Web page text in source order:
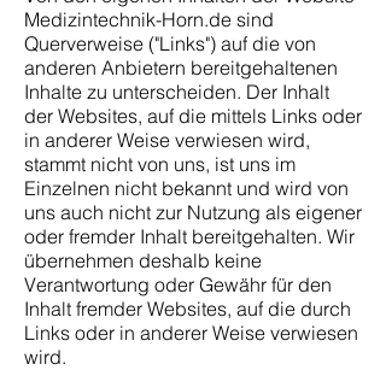
Medizintechnik-Horn.de sind
Querverweise ("Links") auf die von
anderen Anbietern bereitgehaltenen
Inhalte zu unterscheiden. Der Inhalt
der Websites, auf die mittels Links oder
in anderer Weise verwiesen wird,
stammt nicht von uns, ist uns im
Einzelnen nicht bekannt und wird von
uns auch nicht zur Nutzung als eigener
oder fremder Inhalt bereitgehalten. Wir
übernehmen deshalb keine
Verantwortung oder Gewähr für den
Inhalt fremder Websites, auf die durch
Links oder in anderer Weise verwiesen
wird.